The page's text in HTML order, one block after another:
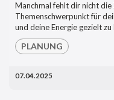
Manchmal fehlt dir nicht die
Themenschwerpunkt für
und deine Energie gezielt
PLANUNG
07.04.2025